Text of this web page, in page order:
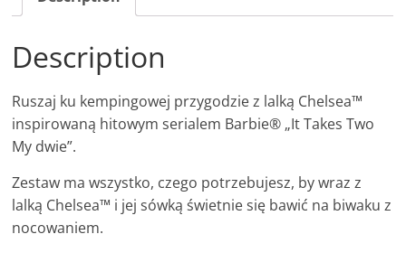
Description
Ruszaj ku kempingowej przygodzie z lalką Chelsea™
inspirowaną hitowym serialem Barbie® „It Takes Two
My dwie”.
Zestaw ma wszystko, czego potrzebujesz, by wraz z
lalką Chelsea™ i jej sówką świetnie się bawić na biwaku z
nocowaniem.